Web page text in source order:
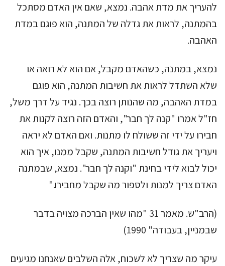
להעריך את מדת אהבה. נמצא, שאם אין האדם מסתכל
בהמתנה, לראות את גדלה של המתנה, הוא פוגם במדת
האהבה.
נמצא, במתנה, כשהאדם מקבל, אם הוא לא רואה או
שלא השתדל לראות את חשיבות המתנה, הוא פוגם
במדת האהבה, מה שהנותן רוצה בכך. נגיד על דרך משל,
חז"ל אמרו "קנה לך חבר", והאדם הזה רוצה לקנות את
חבירו על ידי זה ששולח לו מתנות. ואם האדם לא יראה
ויעריך את גודל חשיבות המתנה, שקבל ממנו, איך הוא
יכול לבוא לידי בחינת "וקנה לך חבר". נמצא, שבמתנה
האדם צריך למנות ולספור מה שקבל מחבירו."
(הרב"ש. מאמר 31 "מהו שאין הברכה מצויה בדבר
שבמניין, בעבודה" 1990)
עיקר מה שצריך לא לשכוח, אלה השלבים שאנחנו מגיעים